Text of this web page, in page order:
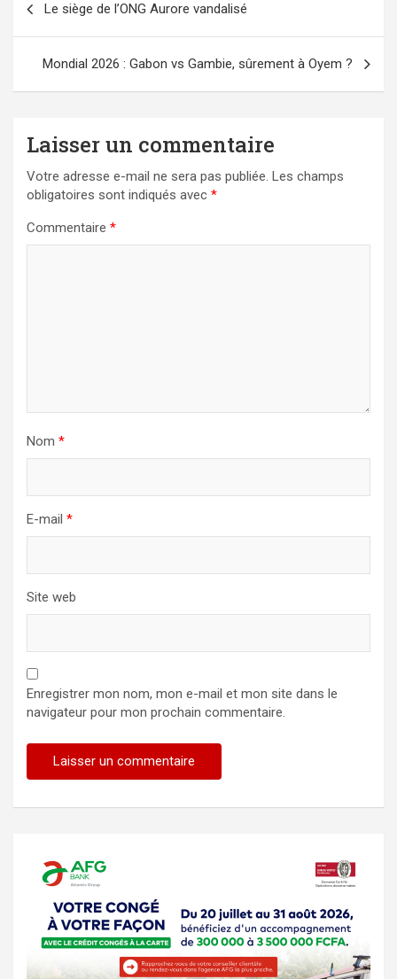
de
l’article
Le siège de l’ONG Aurore vandalisé
Mondial 2026 : Gabon vs Gambie, sûrement à Oyem ?
Laisser un commentaire
Votre adresse e-mail ne sera pas publiée. Les champs
obligatoires sont indiqués avec *
Commentaire *
Nom *
E-mail *
Site web
Enregistrer mon nom, mon e-mail et mon site dans le
navigateur pour mon prochain commentaire.